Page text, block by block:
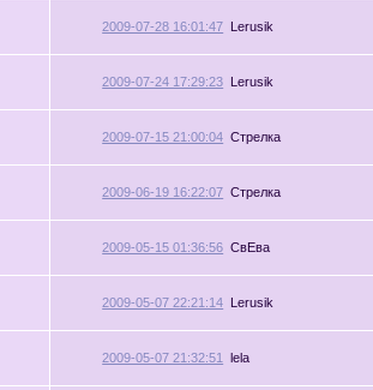
2009-07-28 16:01:47 Lerusik
2009-07-24 17:29:23 Lerusik
2009-07-15 21:00:04 Стрелка
2009-06-19 16:22:07 Стрелка
2009-05-15 01:36:56 СвЕва
2009-05-07 22:21:14 Lerusik
2009-05-07 21:32:51 lela